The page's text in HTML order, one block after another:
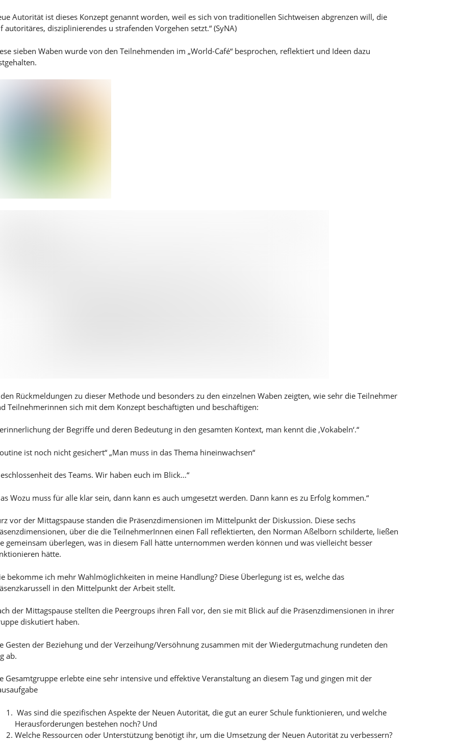
Autorität ist dieses Konzept genannt worden, weil es sich von traditionellen Sichtweisen abgrenzen will, die
autoritäres, disziplinierendes u strafenden Vorgehen setzt.“ (SyNA)
sieben Waben wurde von den Teilnehmenden im „World-Café“ besprochen, reflektiert und Ideen dazu
Rückmeldungen zu dieser Methode und besonders zu den einzelnen Waben zeigten, wie sehr die Teilnehmer
Teilnehmerinnen sich mit dem Konzept beschäftigten und beschäftigen:
der Begriffe und deren Bedeutung in den gesamten Kontext, man kennt die ‚Vokabeln‘.“
ist noch nicht gesichert“ „Man muss in das Thema hineinwachsen“
des Teams. Wir haben euch im Blick…“
Wozu muss für alle klar sein, dann kann es auch umgesetzt werden. Dann kann es zu Erfolg kommen.“
vor der Mittagspause standen die Präsenzdimensionen im Mittelpunkt der Diskussion. Diese sechs
über die die TeilnehmerInnen einen Fall reflektierten, den Norman Aßelborn schilderte, ließen
gemeinsam überlegen, was in diesem Fall hätte unternommen werden können und was vielleicht besser
hätte.
bekomme ich mehr Wahlmöglichkeiten in meine Handlung? Diese Überlegung ist es, welche das
in den Mittelpunkt der Arbeit stellt.
der Mittagspause stellten die Peergroups ihren Fall vor, den sie mit Blick auf die Präsenzdimensionen in ihrer
diskutiert haben.
Gesten der Beziehung und der Verzeihung/Versöhnung zusammen mit der Wiedergutmachung rundeten den
ab.
Gesamtgruppe erlebte eine sehr intensive und effektive Veranstaltung an diesem Tag und gingen mit der
Was sind die spezifischen Aspekte der Neuen Autorität, die gut an eurer Schule funktionieren, und welche
Herausforderungen bestehen noch? Und
Welche Ressourcen oder Unterstützung benötigt ihr, um die Umsetzung der Neuen Autorität zu verbessern?